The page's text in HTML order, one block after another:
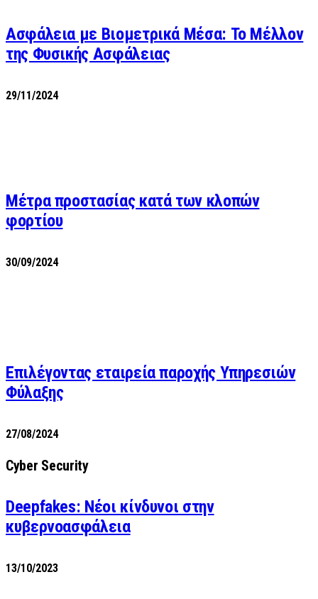
Ασφάλεια με Βιομετρικά Μέσα: Το Μέλλον
της Φυσικής Ασφάλειας
29/11/2024
Μέτρα προστασίας κατά των κλοπών
φορτίου
30/09/2024
Επιλέγοντας εταιρεία παροχής Υπηρεσιών
Φύλαξης
27/08/2024
Cyber Security
Deepfakes: Νέοι κίνδυνοι στην
κυβερνοασφάλεια
13/10/2023